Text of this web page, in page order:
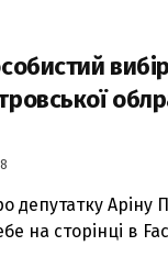
депутатку Аріну
на сторінці в